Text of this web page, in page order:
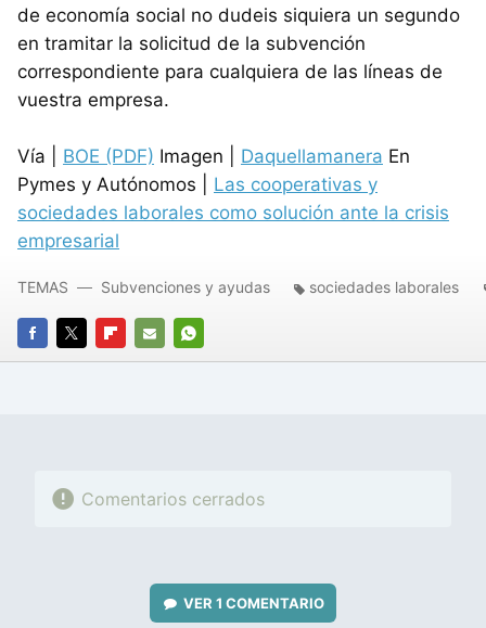
de economía social no dudeis siquiera un segundo
en tramitar la solicitud de la subvención
correspondiente para cualquiera de las líneas de
vuestra empresa.
Vía | BOE (PDF) Imagen | Daquellamanera En
Pymes y Autónomos | Las cooperativas y
sociedades laborales como solución ante la crisis
empresarial
FACEBOOK
TWITTERFLIPBOARD
E-
WHATSAPP
TEMAS Subvenciones y ayudas sociedades laborales
Comentarios cerrados
VER 1 COMENTARIO